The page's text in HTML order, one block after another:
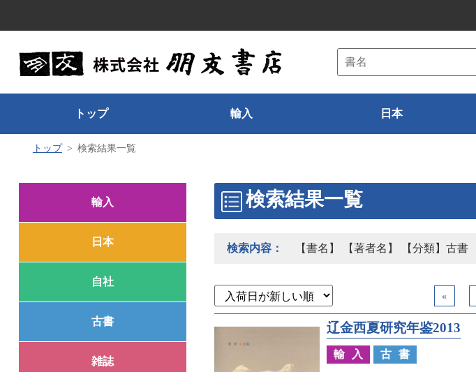
トップ 輸入 日本
トップ 検索結果一覧
輸入
日本
自社
古書
雑誌
検索結果一覧
検索内容： 【書名】 【著者名】 【分類】古書
«
辽金西夏研究年鉴2013
輸入 古書